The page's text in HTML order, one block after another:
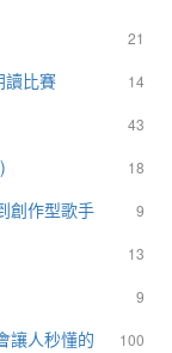
21
14
讀比賽
43
18
9
創作型歌手
13
9
100
讓人秒懂的